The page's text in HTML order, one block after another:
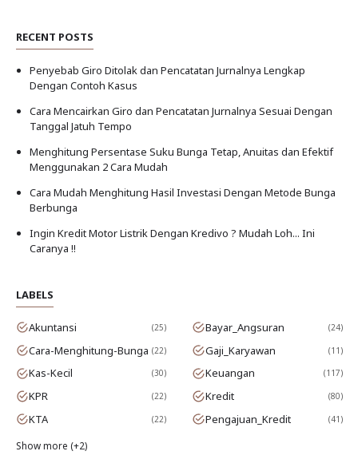
RECENT POSTS
Penyebab Giro Ditolak dan Pencatatan Jurnalnya Lengkap
Dengan Contoh Kasus
Cara Mencairkan Giro dan Pencatatan Jurnalnya Sesuai Dengan
Tanggal Jatuh Tempo
Menghitung Persentase Suku Bunga Tetap, Anuitas dan Efektif
Menggunakan 2 Cara Mudah
Cara Mudah Menghitung Hasil Investasi Dengan Metode Bunga
Berbunga
Ingin Kredit Motor Listrik Dengan Kredivo ? Mudah Loh... Ini
Caranya !!
LABELS
Akuntansi 25 Bayar_Angsuran 24
Cara-Menghitung-Bunga 22 Gaji_Karyawan 11
Kas-Kecil 30 Keuangan 117
KPR 22 Kredit 80
KTA 22 Pengajuan_Kredit 41
Show more (+2)